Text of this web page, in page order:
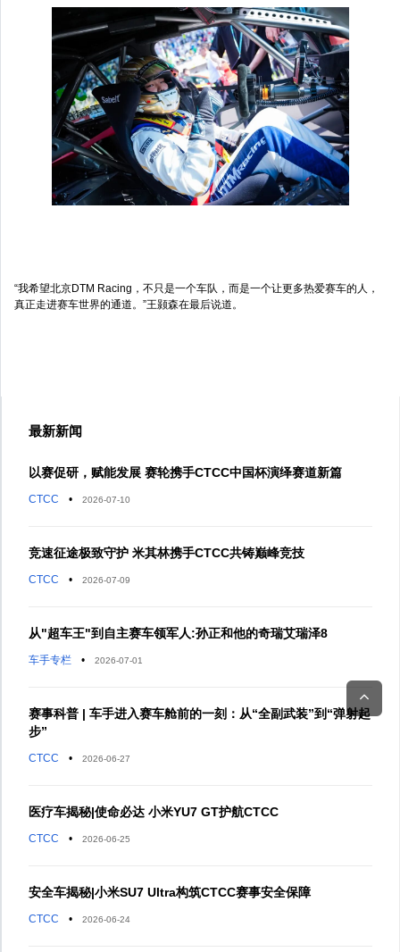
“我希望北京DTM Racing，不只是一个车队，而是一个让更多热爱赛车的人，
真正走进赛车世界的通道。”王颢森在最后说道。
最新新闻
以赛促研，赋能发展 赛轮携手CTCC中国杯演绎赛道新篇
CTCC • 2026-07-10
竞速征途极致守护 米其林携手CTCC共铸巅峰竞技
CTCC • 2026-07-09
从"超车王"到自主赛车领军人:孙正和他的奇瑞艾瑞泽8
车手专栏 • 2026-07-01
赛事科普 | 车手进入赛车舱前的一刻：从“全副武装”到“弹射起
步”
CTCC • 2026-06-27
医疗车揭秘|使命必达 小米YU7 GT护航CTCC
CTCC • 2026-06-25
安全车揭秘|小米SU7 Ultra构筑CTCC赛事安全保障
CTCC • 2026-06-24